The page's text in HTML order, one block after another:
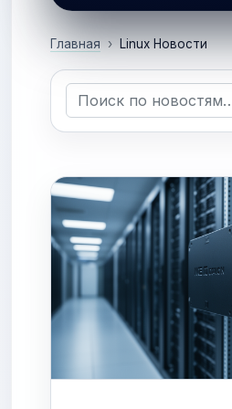
Главная Linux Новости